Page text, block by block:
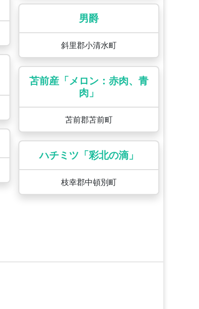
男爵
斜里郡小清水町
苫前産「メロン：赤肉、青
肉」
苫前郡苫前町
ハチミツ「彩北の滴」
枝幸郡中頓別町